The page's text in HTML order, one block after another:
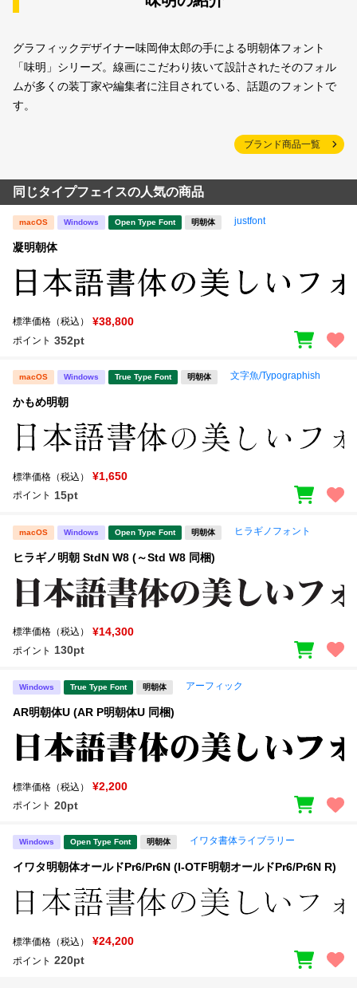
グラフィックデザイナー味岡伸太郎の手による明朝体フォント
「味明」シリーズ。線画にこだわり抜いて設計されたそのフォル
ムが多くの装丁家や編集者に注目されている、話題のフォントで
す。
ブランド商品一覧
同じタイプフェイスの人気の商品
macOS Windows Open Type Font 明朝体 justfont
凝明朝体
標準価格（税込） ¥38,800
ポイント 352pt
macOS Windows True Type Font 明朝体 文字魚/Typographish
かもめ明朝
標準価格（税込） ¥1,650
ポイント 15pt
macOS Windows Open Type Font 明朝体 ヒラギノフォント
ヒラギノ明朝 StdN W8 (～Std W8 同梱)
標準価格（税込） ¥14,300
ポイント 130pt
Windows True Type Font 明朝体 アーフィック
AR明朝体U (AR P明朝体U 同梱)
標準価格（税込） ¥2,200
ポイント 20pt
Windows Open Type Font 明朝体 イワタ書体ライブラリー
イワタ明朝体オールドPr6/Pr6N (I-OTF明朝オールドPr6/Pr6N R)
標準価格（税込） ¥24,200
ポイント 220pt